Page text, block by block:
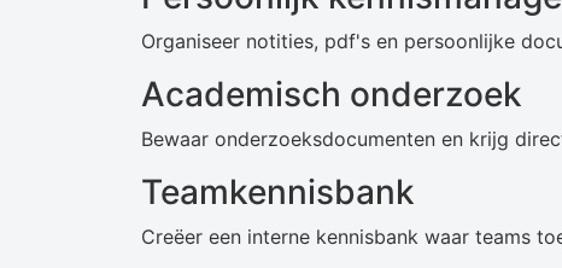
Organiseer notities, pdf's en persoonlijke
Academisch onderzoek
Bewaar onderzoeksdocumenten en krijg
Teamkennisbank
Creëer een interne kennisbank waar teams